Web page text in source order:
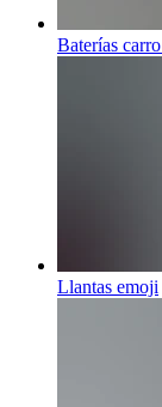
Baterías carro
Llantas emoji